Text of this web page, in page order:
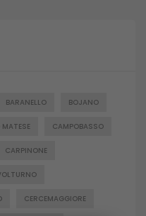
BARANELLO BOJANO
MATESE CAMPOBASSO
CARPINONE
CERCEMAGGIORE